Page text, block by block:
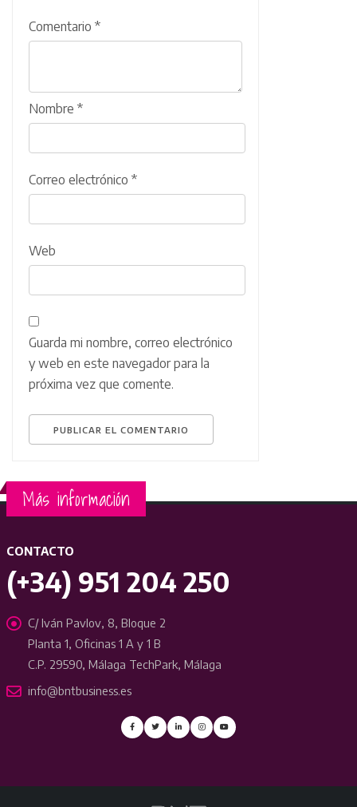
Comentario *
Nombre *
Correo electrónico *
Web
Guarda mi nombre, correo electrónico
y web en este navegador para la
próxima vez que comente.
Más información
CONTACTO
(+34) 951 204 250
C/ Iván Pavlov, 8, Bloque 2
Planta 1, Oficinas 1 A y 1 B
C.P. 29590, Málaga TechPark, Málaga
info@bntbusiness.es